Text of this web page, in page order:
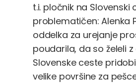
t.i. pločnik na
problematičen: Alenka
oddelka za urejanje
poudarila, da so želeli
Slovenske ceste
velike površine za